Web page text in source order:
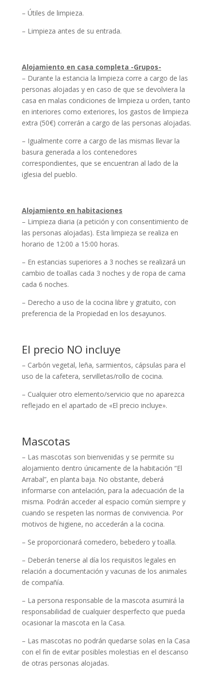
– Útiles de limpieza.
– Limpieza antes de su entrada.
Alojamiento en casa completa -Grupos-
– Durante la estancia la limpieza corre a cargo de las
personas alojadas y en caso de que se devolviera la
casa en malas condiciones de limpieza u orden, tanto
en interiores como exteriores, los gastos de limpieza
extra (50€) correrán a cargo de las personas alojadas.
– Igualmente corre a cargo de las mismas llevar la
basura generada a los contenedores
correspondientes, que se encuentran al lado de la
iglesia del pueblo.
Alojamiento en habitaciones
– Limpieza diaria (a petición y con consentimiento de
las personas alojadas). Esta limpieza se realiza en
horario de 12:00 a 15:00 horas.
– En estancias superiores a 3 noches se realizará un
cambio de toallas cada 3 noches y de ropa de cama
cada 6 noches.
– Derecho a uso de la cocina libre y gratuito, con
preferencia de la Propiedad en los desayunos.
El precio NO incluye
– Carbón vegetal, leña, sarmientos, cápsulas para el
uso de la cafetera, servilletas/rollo de cocina.
– Cualquier otro elemento/servicio que no aparezca
reflejado en el apartado de «El precio incluye».
Mascotas
– Las mascotas son bienvenidas y se permite su
alojamiento dentro únicamente de la habitación “El
Arrabal”, en planta baja. No obstante, deberá
informarse con antelación, para la adecuación de la
misma. Podrán acceder al espacio común siempre y
cuando se respeten las normas de convivencia. Por
motivos de higiene, no accederán a la cocina.
– Se proporcionará comedero, bebedero y toalla.
– Deberán tenerse al día los requisitos legales en
relación a documentación y vacunas de los animales
de compañía.
– La persona responsable de la mascota asumirá la
responsabilidad de cualquier desperfecto que pueda
ocasionar la mascota en la Casa.
– Las mascotas no podrán quedarse solas en la Casa
con el fin de evitar posibles molestias en el descanso
de otras personas alojadas.